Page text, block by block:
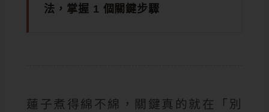
法，掌握 1 個關鍵步驟
蓮子煮得綿不綿，關鍵真的就在「別